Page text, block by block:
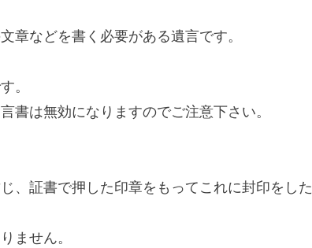
章などを書く必要がある遺言です。
。
書は無効になりますのでご注意下さい。
、証書で押した印章をもってこれに封印をした
ません。